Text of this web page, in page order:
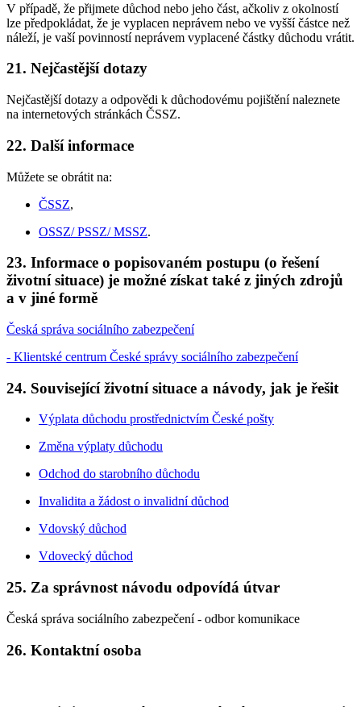
V případě, že přijmete důchod nebo jeho část, ačkoliv z okolností
lze předpokládat, že je vyplacen neprávem nebo ve vyšší částce než
náleží, je vaší povinností neprávem vyplacené částky důchodu vrátit.
21. Nejčastější dotazy
Nejčastější dotazy a odpovědi k důchodovému pojištění naleznete
na internetových stránkách ČSSZ.
22. Další informace
Můžete se obrátit na:
ČSSZ,
OSSZ/ PSSZ/ MSSZ.
23. Informace o popisovaném postupu (o řešení
životní situace) je možné získat také z jiných zdrojů
a v jiné formě
Česká správa sociálního zabezpečení
- Klientské centrum České správy sociálního zabezpečení
24. Související životní situace a návody, jak je řešit
Výplata důchodu prostřednictvím České pošty
Změna výplaty důchodu
Odchod do starobního důchodu
Invalidita a žádost o invalidní důchod
Vdovský důchod
Vdovecký důchod
25. Za správnost návodu odpovídá útvar
Česká správa sociálního zabezpečení - odbor komunikace
26. Kontaktní osoba